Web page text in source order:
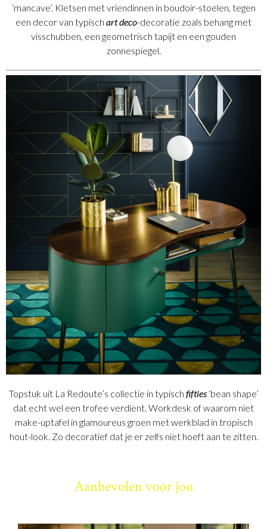
‘mancave’. Kletsen met vriendinnen in boudoir-stoelen, tegen
een decor van typisch art deco-decoratie zoals behang met
visschubben, een geometrisch tapijt en een gouden
zonnespiegel.
Topstuk uit La Redoute’s collectie in typisch fifties‘bean shape’
dat echt wel een trofee verdient. Workdesk of waarom niet
make-uptafel in glamoureus groen met werkblad in tropisch
hout-look. Zo decoratief dat je er zelfs niet hoeft aan te zitten.
Aanbevolen voor jou